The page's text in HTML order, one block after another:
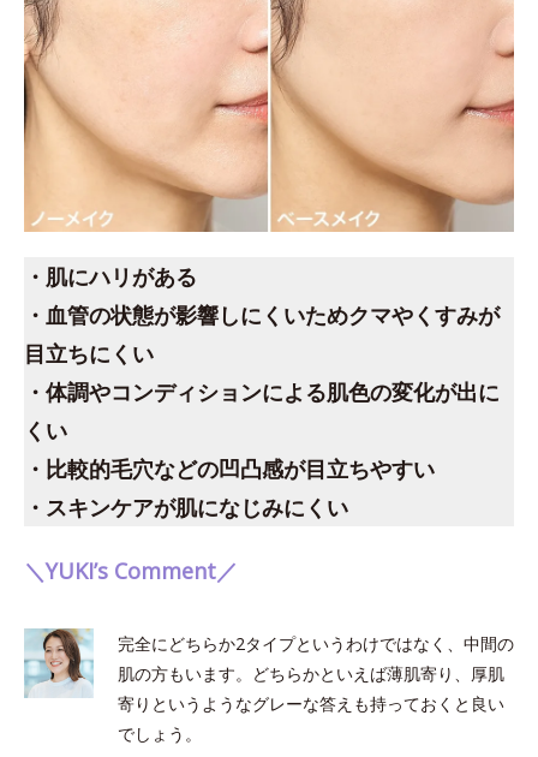
・肌にハリがある
・血管の状態が影響しにくいためクマやくすみが
目立ちにくい
・体調やコンディションによる肌色の変化が出に
くい
・比較的毛穴などの凹凸感が目立ちやすい
・スキンケアが肌になじみにくい
＼YUKI’s Comment／
完全にどちらか2タイプというわけではなく、中間の
肌の方もいます。どちらかといえば薄肌寄り、厚肌
寄りというようなグレーな答えも持っておくと良い
でしょう。